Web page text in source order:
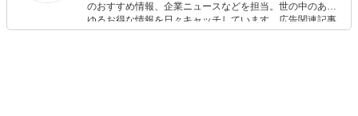
のおすすめ情報、企業ニュースなどを担当。世の中のあら
ゆるお得な情報を日々キャッチしています。広告関連記事
の制作にも携わり、SEOの知見を活かし商品販促のプラン